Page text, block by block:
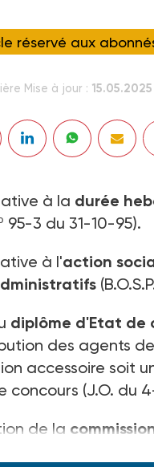
réservé aux
Mise à jour : 15.05.2025
à la durée
95-3 du 31-10-95).
à l'action
diplôme d'Etat de
des agents
accessoire soit
(J.O. du
de la